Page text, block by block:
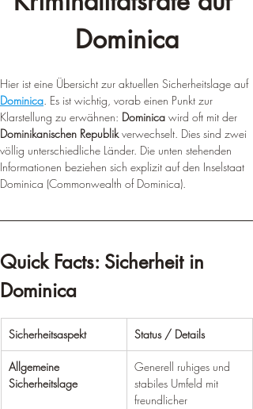
Dominica
Hier ist eine Übersicht zur aktuellen Sicherheitslage auf
Dominica. Es ist wichtig, vorab einen Punkt zur
Klarstellung zu erwähnen: Dominica wird oft mit der
Dominikanischen Republik verwechselt. Dies sind zwei
völlig unterschiedliche Länder. Die unten stehenden
Informationen beziehen sich explizit auf den Inselstaat
Dominica (Commonwealth of Dominica).
Quick Facts: Sicherheit in
Dominica
Sicherheitsaspekt Status / Details
Allgemeine
Sicherheitslage
Generell ruhiges und
stabiles Umfeld mit
freundlicher